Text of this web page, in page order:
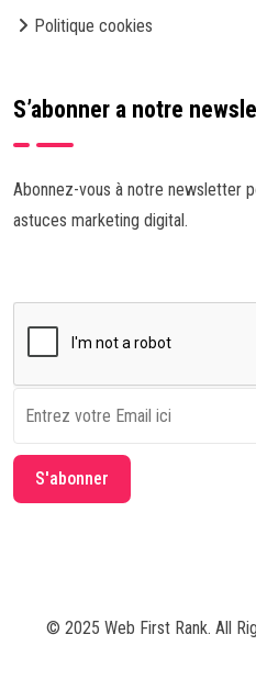
Politique cookies
S’abonner a notre
Abonnez-vous à notre newsletter
astuces marketing digital.
© 2025 Web First Rank. All